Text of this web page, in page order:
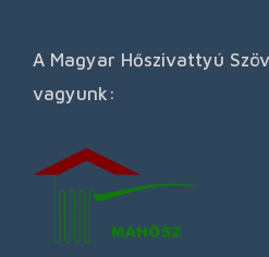
A Magyar Hőszivattyú
vagyunk: